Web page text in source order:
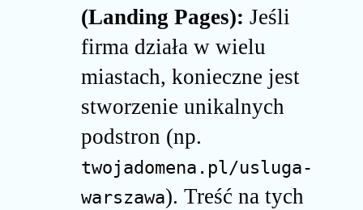
(Landing Pages): Jeśli
firma działa w wielu
miastach, konieczne jest
stworzenie unikalnych
podstron (np.
twojadomena.pl/usluga-
warszawa). Treść na tych